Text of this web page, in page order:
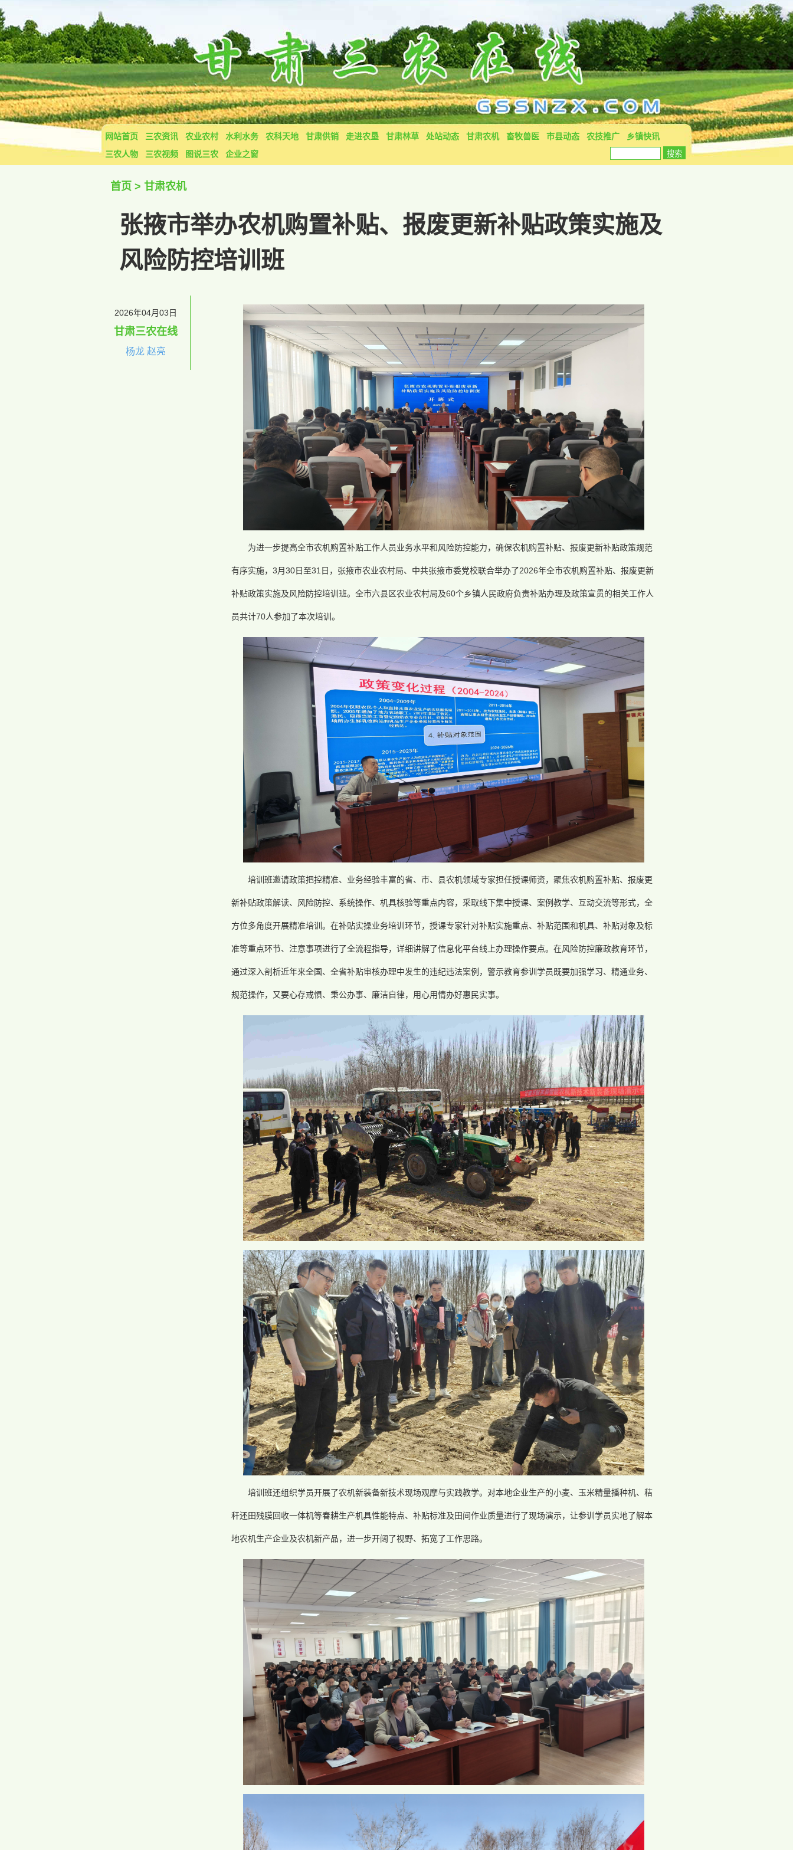
网站首页 三农资讯 农业农村 水利水务 农科天地 甘肃供销 走进农垦 甘肃林草 处站动态 甘肃农机 畜牧兽医 市县动态 农技推广
乡镇快讯
三农人物
三农视频 图说三农 企业之窗
首页 > 甘肃农机
张掖市举办农机购置补贴、报废更新补贴政策实施及
风险防控培训班
2026年04月03日
甘肃三农在线
杨龙 赵亮
为进一步提高全市农机购置补贴工作人员业务水平和风险防控能力，确保农机购置补贴、报废更新补贴政策规范
有序实施，3月30日至31日，张掖市农业农村局、中共张掖市委党校联合举办了2026年全市农机购置补贴、报废更新
补贴政策实施及风险防控培训班。全市六县区农业农村局及60个乡镇人民政府负责补贴办理及政策宣贯的相关工作人
员共计70人参加了本次培训。
培训班邀请政策把控精准、业务经验丰富的省、市、县农机领域专家担任授课师资，聚焦农机购置补贴、报废更
新补贴政策解读、风险防控、系统操作、机具核验等重点内容，采取线下集中授课、案例教学、互动交流等形式，全
方位多角度开展精准培训。在补贴实操业务培训环节，授课专家针对补贴实施重点、补贴范围和机具、补贴对象及标
准等重点环节、注意事项进行了全流程指导，详细讲解了信息化平台线上办理操作要点。在风险防控廉政教育环节，
通过深入剖析近年来全国、全省补贴审核办理中发生的违纪违法案例，警示教育参训学员既要加强学习、精通业务、
规范操作，又要心存戒惧、秉公办事、廉洁自律，用心用情办好惠民实事。
培训班还组织学员开展了农机新装备新技术现场观摩与实践教学。对本地企业生产的小麦、玉米精量播种机、秸
秆还田残膜回收一体机等春耕生产机具性能特点、补贴标准及田间作业质量进行了现场演示，让参训学员实地了解本
地农机生产企业及农机新产品，进一步开阔了视野、拓宽了工作思路。